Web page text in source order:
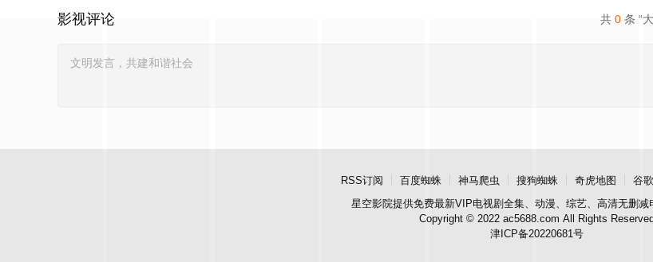
共 0 条 “
影视评论
RSS订阅 百度蜘蛛 神马爬虫 搜狗蜘蛛 奇虎地图 谷
星空影院提供免费最新VIP电视剧全集、动漫、综艺、高清无删减
Copyright © 2022 ac5688.com All Rights
津ICP备20220681号